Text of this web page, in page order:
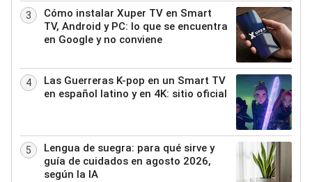
3
Cómo instalar Xuper TV en Smart
TV, Android y PC: lo que se encuentra
en Google y no conviene
4
Las Guerreras K-pop en un Smart TV
en español latino y en 4K: sitio oficial
5
Lengua de suegra: para qué sirve y
guía de cuidados en agosto 2026,
según la IA